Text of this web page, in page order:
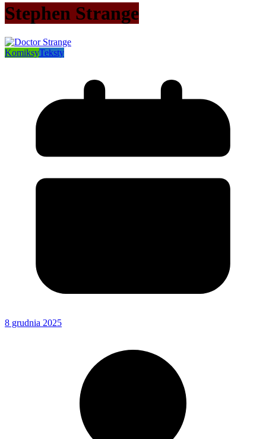
Stephen Strange
KomiksyTeksty
8 grudnia 2025